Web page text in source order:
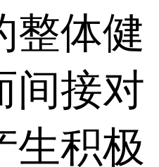
整体健
间接对
生积极